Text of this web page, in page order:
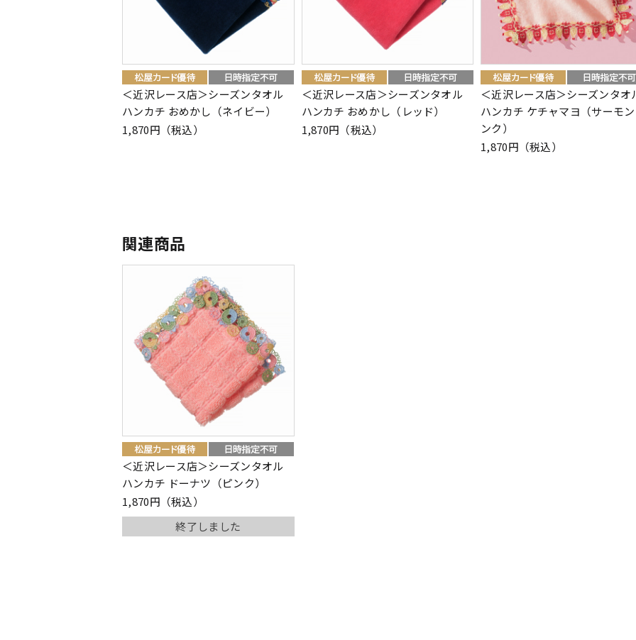
＜近沢レース店＞シーズンタオル
ハンカチ おめかし（ネイビー）
1,870円（税込）
＜近沢レース店＞シーズンタオル
ハンカチ おめかし（レッド）
1,870円（税込）
＜近沢レース店＞シーズンタオ
ハンカチ ケチャマヨ（サーモ
ンク）
1,870円（税込）
関連商品
＜近沢レース店＞シーズンタオル
ハンカチ ドーナツ（ピンク）
1,870円（税込）
終了しました